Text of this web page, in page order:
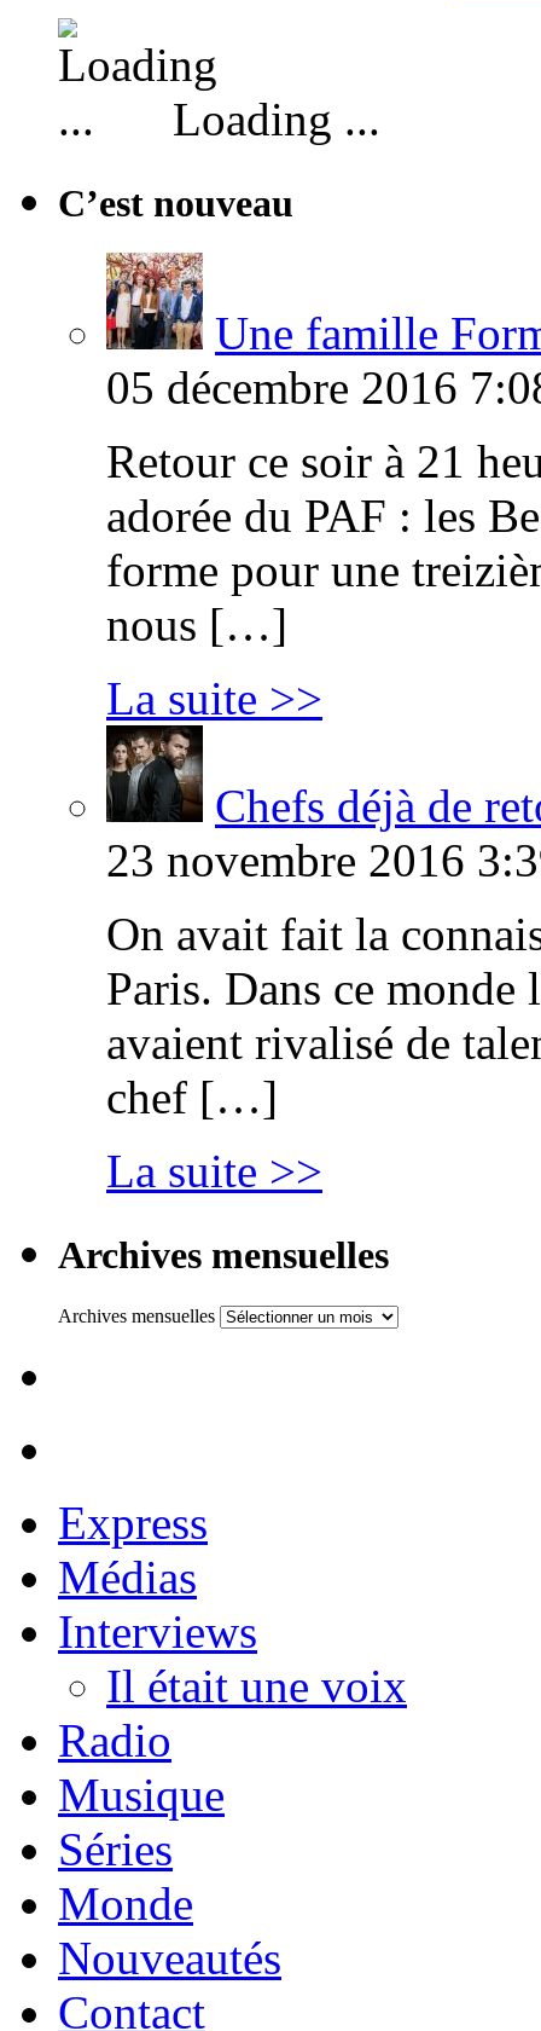
Loading ...
C’est nouveau
Une famille
05 décembre 2016
Retour ce soir à 21
adorée du PAF : les
forme pour une
nous […]
La suite >>
Chefs déjà de
23 novembre 2016
On avait fait la
Paris. Dans ce
avaient rivalisé de
chef […]
La suite >>
Archives mensuelles
Archives mensuelles
Express
Médias
Interviews
Il était une voix
Radio
Musique
Séries
Monde
Nouveautés
Contact